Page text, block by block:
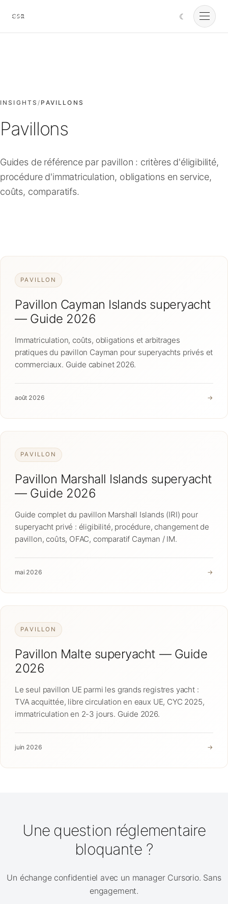
Cursorio
☾
Cursorio Manager
Tools
Insights
Contact
INSIGHTS/ PAVILLONS
Pavillons
Guides de référence par pavillon : critères d'éligibilité,
procédure d'immatriculation, obligations en service,
coûts, comparatifs.
PAVILLON
Pavillon Cayman Islands superyacht
— Guide 2026
Immatriculation, coûts, obligations et arbitrages
pratiques du pavillon Cayman pour superyachts privés et
commerciaux. Guide cabinet 2026.
août 2026 →
PAVILLON
Pavillon Marshall Islands superyacht
— Guide 2026
Guide complet du pavillon Marshall Islands (IRI) pour
superyacht privé : éligibilité, procédure, changement de
pavillon, coûts, OFAC, comparatif Cayman / IM.
mai 2026 →
PAVILLON
Pavillon Malte superyacht — Guide
2026
Le seul pavillon UE parmi les grands registres yacht :
TVA acquittée, libre circulation en eaux UE, CYC 2025,
immatriculation en 2-3 jours. Guide 2026.
juin 2026 →
Une question réglementaire
bloquante ?
Un échange confidentiel avec un manager Cursorio. Sans
engagement.